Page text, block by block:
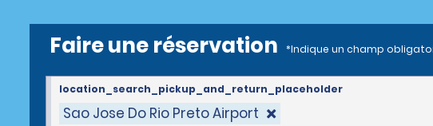
Faire une réservation *Indique un champ
Sao Jose Do Rio Preto Airport
location_search_pickup_and_return_placeholder